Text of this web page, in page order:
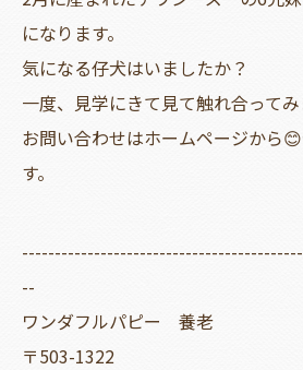
になります。
気になる仔犬はいましたか？
一度、見学にきて見て触れ合って
お問い合わせはホームページから
す。
--
ワンダフルパピー 養老
〒503-1322